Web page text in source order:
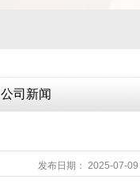
公司新闻
发布日期： 2025-07-09